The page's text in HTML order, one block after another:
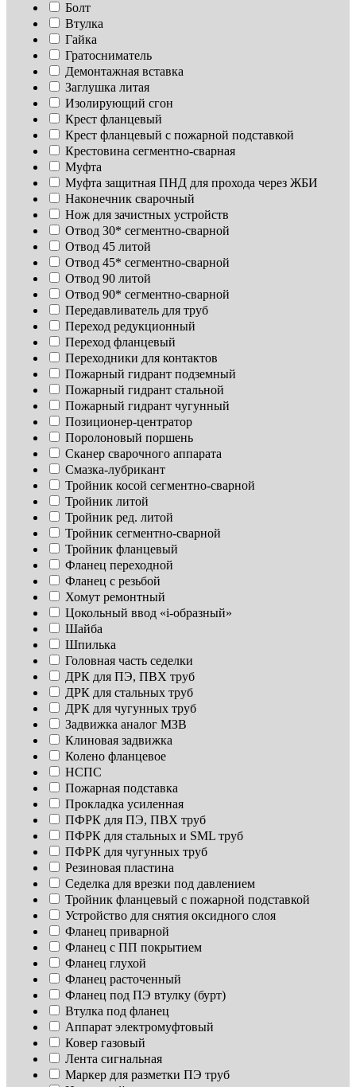
Болт
Втулка
Гайка
Гратосниматель
Демонтажная вставка
Заглушка литая
Изoлирующий сгон
Крест фланцевый
Крест фланцевый с пожарной подставкой
Крестовина сегментно-сварная
Муфта
Муфта защитная ПНД для прохода через ЖБИ
Наконечник сварочный
Нож для зачистных устройств
Отвод 30* сегментно-сварной
Отвод 45 литой
Отвод 45* сегментно-сварной
Отвод 90 литой
Отвод 90* сегментно-сварной
Передавливатель для труб
Переход редукционный
Переход фланцевый
Переходники для контактов
Пожарный гидрант подземный
Пожарный гидрант стальной
Пожарный гидрант чугунный
Позиционер-центратор
Поролоновый поршень
Сканер сварочного аппарата
Смазка-лубрикант
Тройник косой сегментно-сварной
Тройник литой
Тройник ред. литой
Тройник сегментно-сварной
Тройник фланцевый
Фланец переходной
Фланец с резьбой
Хомут ремонтный
Цокольный ввод «i-образный»
Шайба
Шпилька
Головная часть седелки
ДРК для ПЭ, ПВХ труб
ДРК для стальных труб
ДРК для чугунных труб
Задвижка аналог МЗВ
Клиновая задвижка
Колено фланцевое
НСПС
Пожарная подставка
Прокладка усиленная
ПФРК для ПЭ, ПВХ труб
ПФРК для стальных и SML труб
ПФРК для чугунных труб
Резиновая пластина
Седелка для врезки под давлением
Тройник фланцевый с пожарной подставкой
Устройство для снятия оксидного слоя
Фланец приварной
Фланец с ПП покрытием
Фланец глухой
Фланец расточенный
Фланец под ПЭ втулку (бурт)
Втулка под фланец
Аппарат электромуфтовый
Ковер газовый
Лента сигнальная
Маркер для разметки ПЭ труб